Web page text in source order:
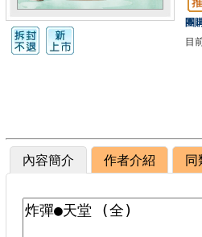
團
目
內容簡介 作者介紹 同